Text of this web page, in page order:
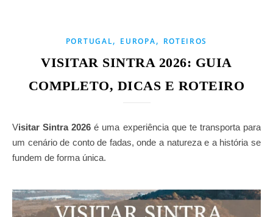
PORTUGAL, EUROPA, ROTEIROS
VISITAR SINTRA 2026: GUIA
COMPLETO, DICAS E ROTEIRO
Visitar Sintra 2026 é uma experiência que te transporta para
um cenário de conto de fadas, onde a natureza e a história se
fundem de forma única.